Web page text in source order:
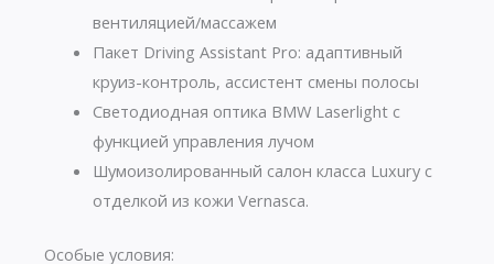
вентиляцией/массажем
Пакет Driving Assistant Pro: адаптивный
круиз-контроль, ассистент смены полосы
Светодиодная оптика BMW Laserlight с
функцией управления лучом
Шумоизолированный салон класса Luxury с
отделкой из кожи Vernasca.
Особые условия: